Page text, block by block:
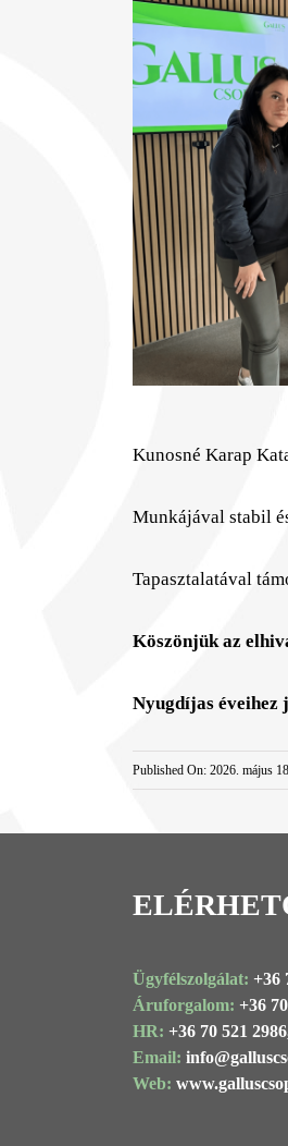
Kunosné Karap
Munkájával stabil
Tapasztalatával
Köszönjük az
Nyugdíjas éveihez
Published On: 2026. május 18.
Ügyfélszolgálat: +36
Áruforgalom: +36
HR: +36 70 521
Email: info@
Web: